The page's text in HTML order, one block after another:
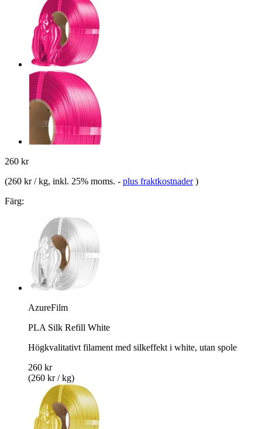
260 kr
(260 kr / kg, inkl. 25% moms. - plus fraktkostnader )
Färg:
AzureFilm
PLA Silk Refill White
Högkvalitativt filament med silkeffekt i white, utan spole
260 kr
(260 kr / kg)